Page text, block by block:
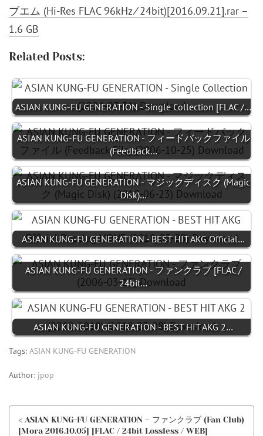
ブエム (Hi-Res FLAC 96kHz ⁄ 24bit)[2016.09.21].rar –
1.6 GB
Related Posts:
ASIAN KUNG-FU GENERATION - Single Collection [FLAC /…
ASIAN KUNG-FU GENERATION - フィードバックファイル
(Feedback…
ASIAN KUNG-FU GENERATION - マジックディスク (Magic
Disk)…
ASIAN KUNG-FU GENERATION - BEST HIT AKG Official…
ASIAN KUNG-FU GENERATION - ファンクラブ [FLAC /
24bit…
ASIAN KUNG-FU GENERATION - BEST HIT AKG 2…
Tags: ASIAN KUNG-FU GENERATION
Author: jpop
< ASIAN KUNG-FU GENERATION – ファンクラブ (Fan Club)
[Mora 2016.10.05] [FLAC / 24bit Lossless / WEB]